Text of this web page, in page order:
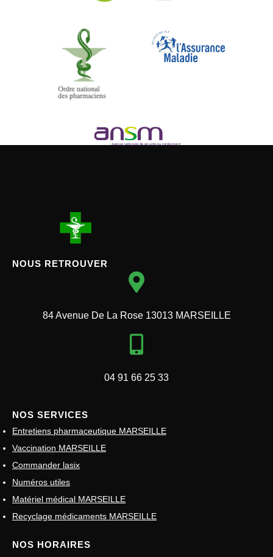
NOUS RETROUVER
84 Avenue De La Rose 13013 MARSEILLE
04 91 66 25 33
NOS SERVICES
Entretiens pharmaceutique MARSEILLE
Vaccination MARSEILLE
Commander lasix
Numéros utiles
Matériel médical MARSEILLE
Recyclage médicaments MARSEILLE
NOS HORAIRES